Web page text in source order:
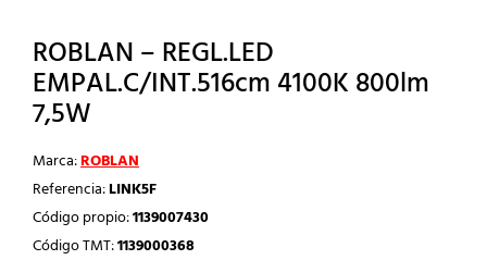
ROBLAN – REGL.LED
EMPAL.C/INT.516cm 4100K 800lm
7,5W
Marca:ROBLAN
Referencia:LINK5F
Código propio:1139007430
Código TMT:1139000368